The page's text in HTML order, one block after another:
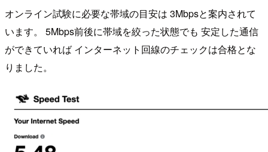
オンライン試験に必要な帯域の目安は 3Mbpsと案内されて
います。 5Mbps前後に帯域を絞った状態でも 安定した通信
ができていれば インターネット回線のチェックは合格とな
りました。